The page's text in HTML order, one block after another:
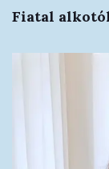
Fiatal